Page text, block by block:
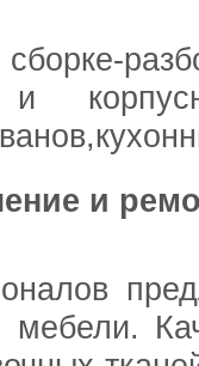
и
мебели.